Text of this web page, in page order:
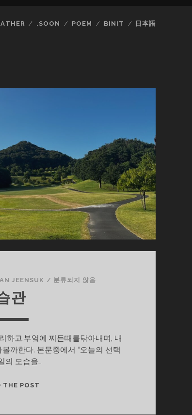
.SOON POEM BINIT 日本語
JEENSUK / 분류되지 않음
관
하고,부엌에 찌든때를닦아내며, 내
까한다. 본문중에서 “오늘의 선택
의 모습을…
THE POST